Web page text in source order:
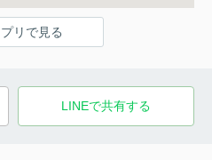
リで見る
LINEで共有する